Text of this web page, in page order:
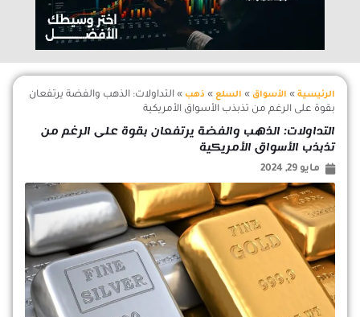
الرئيسية » الأسواق » السلع » ذهب » التداولات: الذهب والفضة يرتفعان
بقوة على الرغم من تذبذب الأسواق الأمريكية
التداولات: الذهب والفضة يرتفعان بقوة على الرغم من
تذبذب الأسواق الأمريكية
مايو 29, 2024